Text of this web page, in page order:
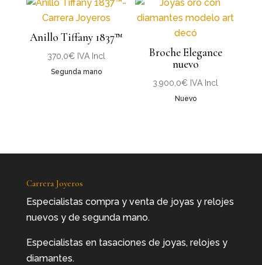
Anillo Tiffany 1837™
370,0€ IVA Incl
Segunda mano
Broche Elegance
nuevo
3.900,0€ IVA Incl
Nuevo
Carrera Joyeros
Especialistas compra y venta de joyas y relojes
nuevos y de segunda mano.
Especialistas en tasaciones de joyas, relojes y
diamantes.